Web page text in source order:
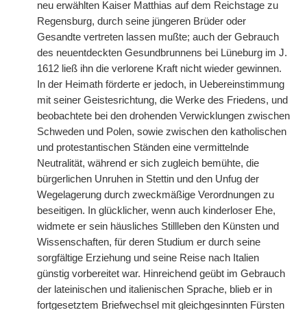
neu erwählten Kaiser Matthias auf dem Reichstage zu
Regensburg, durch seine jüngeren Brüder oder
Gesandte vertreten lassen mußte; auch der Gebrauch
des neuentdeckten Gesundbrunnens bei Lüneburg im J.
1612 ließ ihn die verlorene Kraft nicht wieder gewinnen.
In der Heimath förderte er jedoch, in Uebereinstimmung
mit seiner Geistesrichtung, die Werke des Friedens, und
beobachtete bei den drohenden Verwicklungen zwischen
Schweden und Polen, sowie zwischen den katholischen
und protestantischen Ständen eine vermittelnde
Neutralität, während er sich zugleich bemühte, die
bürgerlichen Unruhen in Stettin und den Unfug der
Wegelagerung durch zweckmäßige Verordnungen zu
beseitigen. In glücklicher, wenn auch kinderloser Ehe,
widmete er sein häusliches Stillleben den Künsten und
Wissenschaften, für deren Studium er durch seine
sorgfältige Erziehung und seine Reise nach Italien
günstig vorbereitet war. Hinreichend geübt im Gebrauch
der lateinischen und italienischen Sprache, blieb er in
fortgesetztem Briefwechsel mit gleichgesinnten Fürsten